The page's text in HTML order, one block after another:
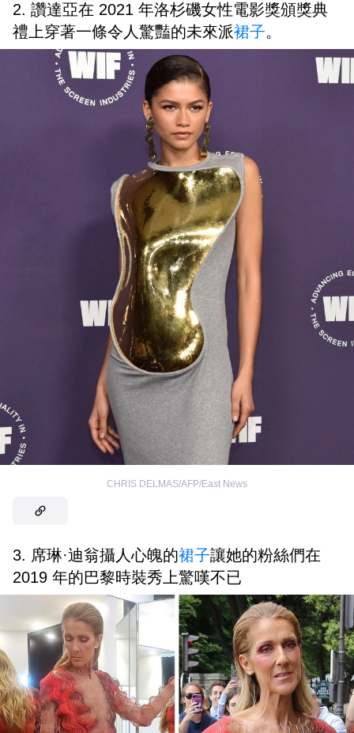
2. 讚達亞在 2021 年洛杉磯女性電影獎頒獎典
禮上穿著一條令人驚豔的未來派裙子。
CHRIS DELMAS/AFP/East News
3. 席琳·迪翁攝人心魄的裙子讓她的粉絲們在
2019 年的巴黎時裝秀上驚嘆不已